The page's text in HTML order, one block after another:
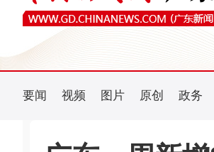
要闻 视频 图片 原创 政务